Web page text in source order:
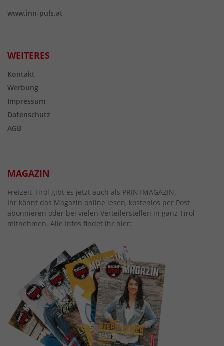
www.inn-puls.at
WEITERES
Kontakt
Werbung
Impressum
Datenschutz
AGB
MAGAZIN
Freizeit-Tirol gibt es jetzt auch als PRINTMAGAZIN.
Ihr könnt das Magazin online lesen, kostenlos per Post
abonnieren oder bei vielen Verteilerstellen in ganz Tirol
mitnehmen. Alle Infos findet ihr hier: